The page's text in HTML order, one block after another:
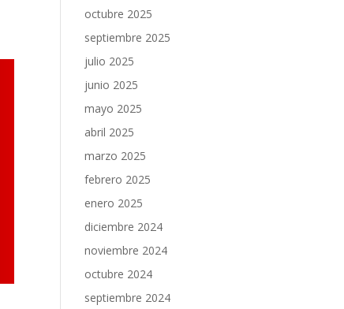
octubre 2025
septiembre 2025
julio 2025
junio 2025
mayo 2025
abril 2025
marzo 2025
febrero 2025
enero 2025
diciembre 2024
noviembre 2024
octubre 2024
septiembre 2024